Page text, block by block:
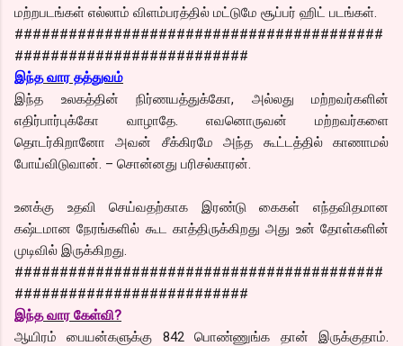
மற்றபடங்கள் எல்லாம் விளம்பரத்தில் மட்டுமே சூப்பர் ஹிட் படங்கள்.
#########################################
##########################
இந்த வார தத்துவம்
இந்த உலகத்தின் நிர்ணயத்துக்கோ, அல்லது மற்றவர்களின்
எதிர்பார்புக்கோ வாழாதே. எவனொருவன் மற்றவர்களை
தொடர்கிறானோ அவன் சீக்கிரமே அந்த கூட்டத்தில் காணாமல்
போய்விடுவான். – சொன்னது பரிசல்காரன்.
உனக்கு உதவி செய்வதற்காக இரண்டு கைகள் எந்தவிதமான
கஷ்டமான நேரங்களில் கூட காத்திருக்கிறது அது உன் தோள்களின்
முடிவில் இருக்கிறது.
#########################################
##########################
இந்த வார கேள்வி?
ஆயிரம் பையன்களுக்கு 842 பொண்ணுங்க தான் இருக்குதாம்.